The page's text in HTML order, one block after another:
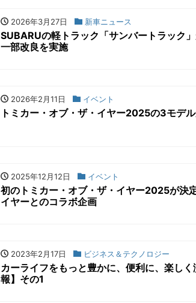
2026年3月27日 新車ニュース
SUBARUの軽トラック「サンバートラック
一部改良を実施
2026年2月11日 イベント
トミカー・オブ・ザ・イヤー2025の3モデ
2025年12月12日 イベント
初のトミカー・オブ・ザ・イヤー2025が決
イヤーとのコラボ企画
2023年2月17日 ビジネス＆テクノロジー
カーライフをもっと豊かに、便利に、楽し
報】その1